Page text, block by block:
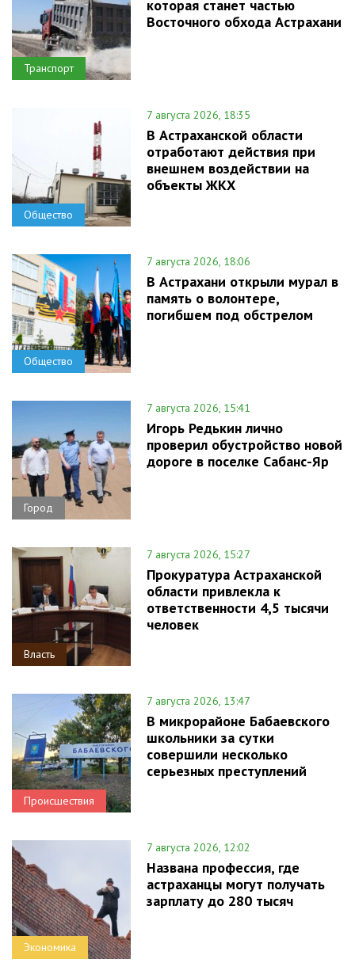
Транспорт
которая станет частью
Восточного обхода Астрахани
Общество
7 августа 2026, 18:35
В Астраханской области
отработают действия при
внешнем воздействии на
объекты ЖКХ
Общество
7 августа 2026, 18:06
В Астрахани открыли мурал в
память о волонтере,
погибшем под обстрелом
Город
7 августа 2026, 15:41
Игорь Редькин лично
проверил обустройство новой
дороге в поселке Сабанс-Яр
Власть
7 августа 2026, 15:27
Прокуратура Астраханской
области привлекла к
ответственности 4,5 тысячи
человек
Происшествия
7 августа 2026, 13:47
В микрорайоне Бабаевского
школьники за сутки
совершили несколько
серьезных преступлений
Экономика
7 августа 2026, 12:02
Названа профессия, где
астраханцы могут получать
зарплату до 280 тысяч